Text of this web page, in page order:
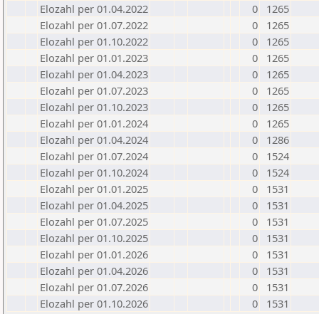
Elozahl per 01.04.2022
0
1265
Elozahl per 01.07.2022
0
1265
Elozahl per 01.10.2022
0
1265
Elozahl per 01.01.2023
0
1265
Elozahl per 01.04.2023
0
1265
Elozahl per 01.07.2023
0
1265
Elozahl per 01.10.2023
0
1265
Elozahl per 01.01.2024
0
1265
Elozahl per 01.04.2024
0
1286
Elozahl per 01.07.2024
0
1524
Elozahl per 01.10.2024
0
1524
Elozahl per 01.01.2025
0
1531
Elozahl per 01.04.2025
0
1531
Elozahl per 01.07.2025
0
1531
Elozahl per 01.10.2025
0
1531
Elozahl per 01.01.2026
0
1531
Elozahl per 01.04.2026
0
1531
Elozahl per 01.07.2026
0
1531
Elozahl per 01.10.2026
0 1531